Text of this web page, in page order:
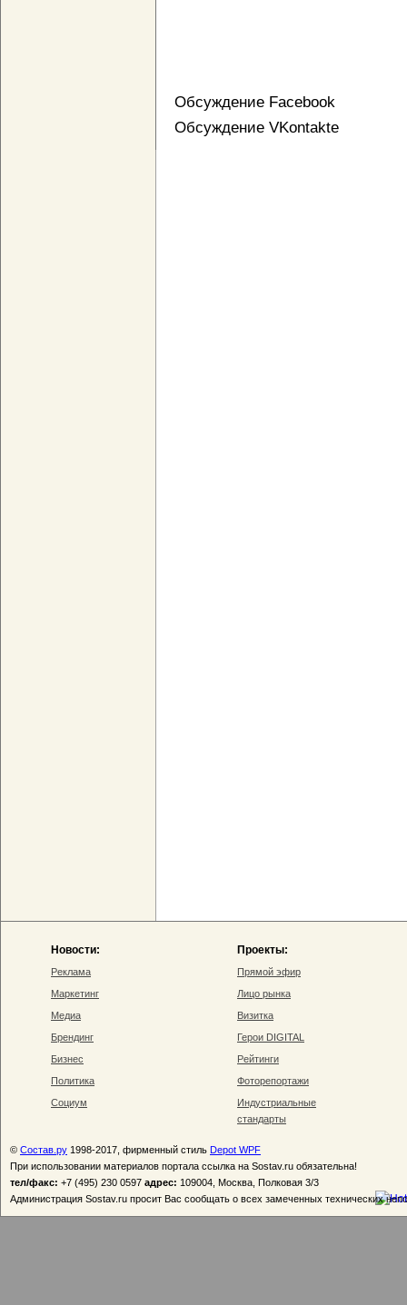
Обсуждение Facebook
Обсуждение VKontakte
Новости:
Реклама
Маркетинг
Медиа
Брендинг
Бизнес
Политика
Социум
Проекты:
Прямой эфир
Лицо рынка
Визитка
Герои DIGITAL
Рейтинги
Фоторепортажи
Индустриальные
стандарты
© Состав.ру 1998-2017, фирменный стиль Depot WPF
При использовании материалов портала ссылка на Sostav.ru обязательна!
тел/факс: +7 (495) 230 0597 адрес: 109004, Москва, Полковая 3/3
Администрация Sostav.ru просит Вас сообщать о всех замеченных технических